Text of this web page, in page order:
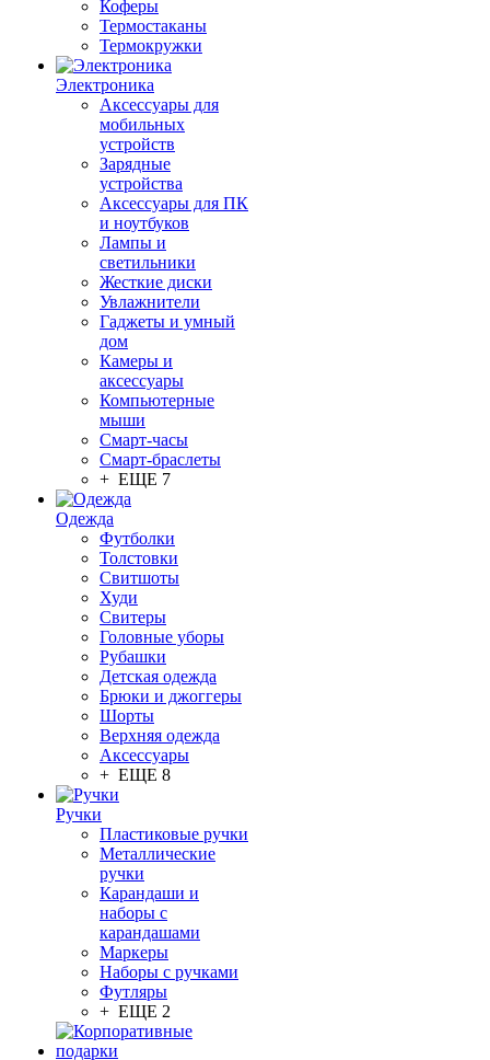
Коферы
Термостаканы
Термокружки
Электроника
Аксессуары для
мобильных
устройств
Зарядные
устройства
Аксессуары для ПК
и ноутбуков
Лампы и
светильники
Жесткие диски
Увлажнители
Гаджеты и умный
дом
Камеры и
аксессуары
Компьютерные
мыши
Смарт-часы
Смарт-браслеты
+ ЕЩЕ 7
Одежда
Футболки
Толстовки
Свитшоты
Худи
Свитеры
Головные уборы
Рубашки
Детская одежда
Брюки и джоггеры
Шорты
Верхняя одежда
Аксессуары
+ ЕЩЕ 8
Ручки
Пластиковые ручки
Металлические
ручки
Карандаши и
наборы с
карандашами
Маркеры
Наборы с ручками
Футляры
+ ЕЩЕ 2